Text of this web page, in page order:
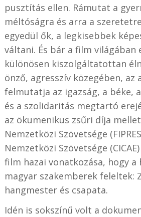
pusztítás ellen. Rámutat a
méltóságra és arra a
egyedül ők, a legkisebbek
váltani. És bár a film világában
különösen kiszolgáltatottan
önző, agresszív közegében, az
felmutatja az igazság, a béke,
és a szolidaritás megtartó
az ökumenikus zsűri díja
Nemzetközi Szövetsége
Nemzetközi Szövetsége
film hazai vonatkozása, hogy
magyar szakemberek feleltek:
hangmester és csapata.
Idén is sokszínű volt a